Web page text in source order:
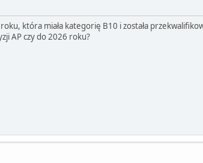
która miała kategorię B10 i została
AP czy do 2026 roku?